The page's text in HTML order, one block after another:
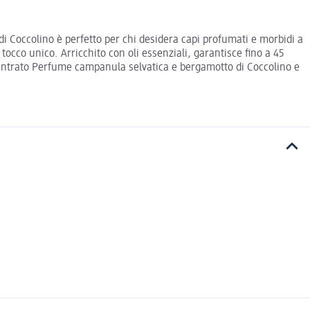
Coccolino è perfetto per chi desidera capi profumati e morbidi a
unico. Arricchito con oli essenziali, garantisce fino a 45
Perfume campanula selvatica e bergamotto di Coccolino e